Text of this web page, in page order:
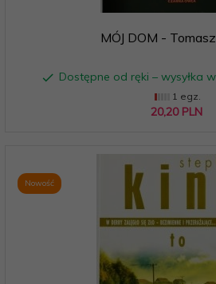
MÓJ DOM -
Dostępne od ręki – wysyłka
1 egz.
20,20 PLN
Nowość